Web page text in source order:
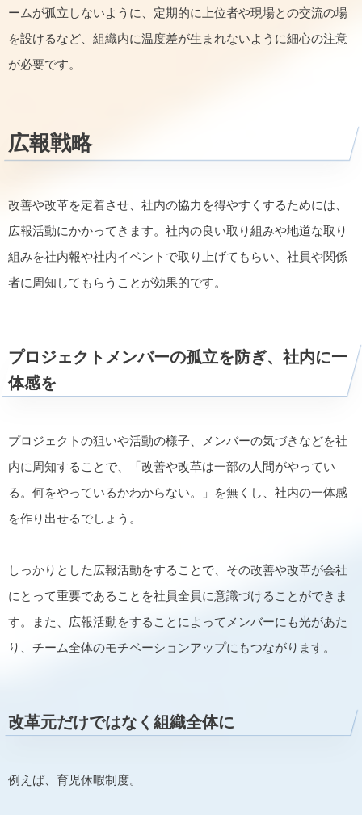
ームが孤立しないように、定期的に上位者や現場との交流の場
を設けるなど、組織内に温度差が生まれないように細心の注意
が必要です。
広報戦略
改善や改革を定着させ、社内の協力を得やすくするためには、
広報活動にかかってきます。社内の良い取り組みや地道な取り
組みを社内報や社内イベントで取り上げてもらい、社員や関係
者に周知してもらうことが効果的です。
プロジェクトメンバーの孤立を防ぎ、社内に一
体感を
プロジェクトの狙いや活動の様子、メンバーの気づきなどを社
内に周知することで、「改善や改革は一部の人間がやってい
る。何をやっているかわからない。」を無くし、社内の一体感
を作り出せるでしょう。
しっかりとした広報活動をすることで、その改善や改革が会社
にとって重要であることを社員全員に意識づけることができま
す。また、広報活動をすることによってメンバーにも光があた
り、チーム全体のモチベーションアップにもつながります。
改革元だけではなく組織全体に
例えば、育児休暇制度。